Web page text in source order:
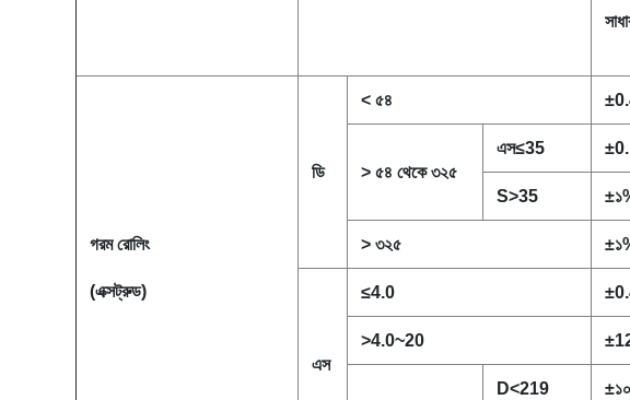
গরম রোলিং
(এক্সট্রুড)
ডি
< ৫৪ ±
> ৫৪ থেকে ৩২৫
এস≤35 ±
S>35 ±
> ৩২৫ ±
এস
≤4.0 ±
>4.0~20 ±
D<219 ±